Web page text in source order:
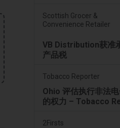
Scottish Grocer &
Convenience Retailer
VB Distribution获准
产品税
Tobacco Reporter
Ohio 评估执行非法
的权力 – Tobacco
2Firsts